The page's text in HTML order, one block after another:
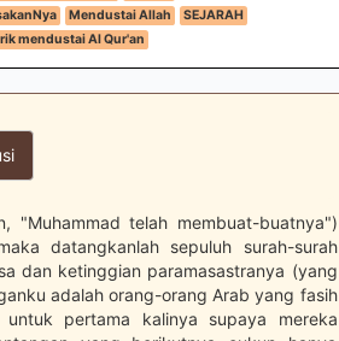
Mendustai Allah
SEJARAH
mendustai Al Qur'an
"Muhammad telah membuat-buatnya")
datangkanlah sepuluh surah-surah
dan ketinggian paramasastranya (yang
adalah orang-orang Arab yang fasih
pertama kalinya supaya mereka